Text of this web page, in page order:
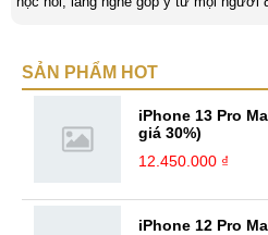
sống cũng như công việc. Kinh nghiệm: Lĩnh vực content đòi hỏi sự
SẢN PHẨM HOT
iPhone 13 Pro
giá 30%)
12.450.000 ₫
iPhone 12 Pro